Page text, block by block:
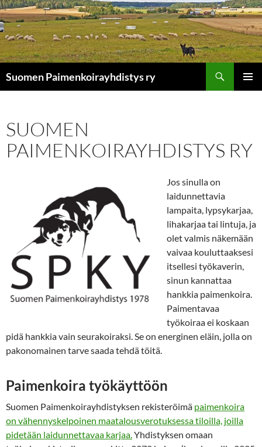
Siirry
sisältöön
Suomen Paimenkoirayhdistys ry
SUOMEN
PAIMENKOIRAYHDISTYS RY
Jos sinulla on
laidunnettavia
lampaita, lypsykarjaa,
lihakarjaa tai lintuja, ja
olet valmis näkemään
vaivaa kouluttaaksesi
itsellesi työkaverin,
sinun kannattaa
hankkia paimenkoira.
Paimentavaa
työkoiraa ei koskaan
pidä hankkia vain seurakoiraksi. Se on energinen eläin, jolla on
pakonomainen tarve saada tehdä töitä.
Paimenkoira työkäyttöön
Suomen Paimenkoirayhdistyksen rekisteröimä paimenkoira
on vähennyskelpoinen maatalousverotuksessa tiloilla, joilla
pidetään laidunnettavaa karjaa. Yhdistyksen omaan